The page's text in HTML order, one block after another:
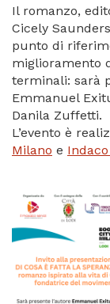
Il romanzo,
Cicely
punto di
miglioramento
terminali: sarà
Emmanuel
Danila Zuffetti.
L’evento è
Milano e